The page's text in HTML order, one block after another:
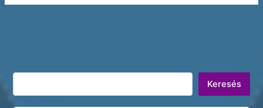
Keresés
Keresés